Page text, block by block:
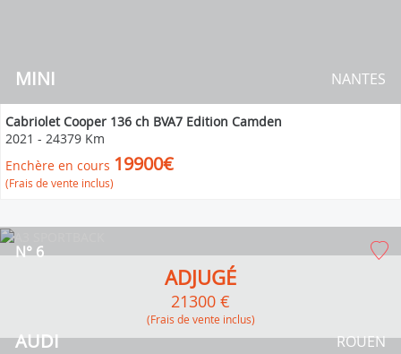
MINI NANTES
Cabriolet Cooper 136 ch BVA7 Edition Camden
2021 - 24379 Km
Enchère en cours 19900€
(Frais de vente inclus)
AUDI
N° 6
ROUEN
ADJUGÉ
21300 €
(Frais de vente inclus)